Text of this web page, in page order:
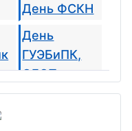
День ФСКН
День
ГУЭБиПК,
ОБЭП,
ОБХСС